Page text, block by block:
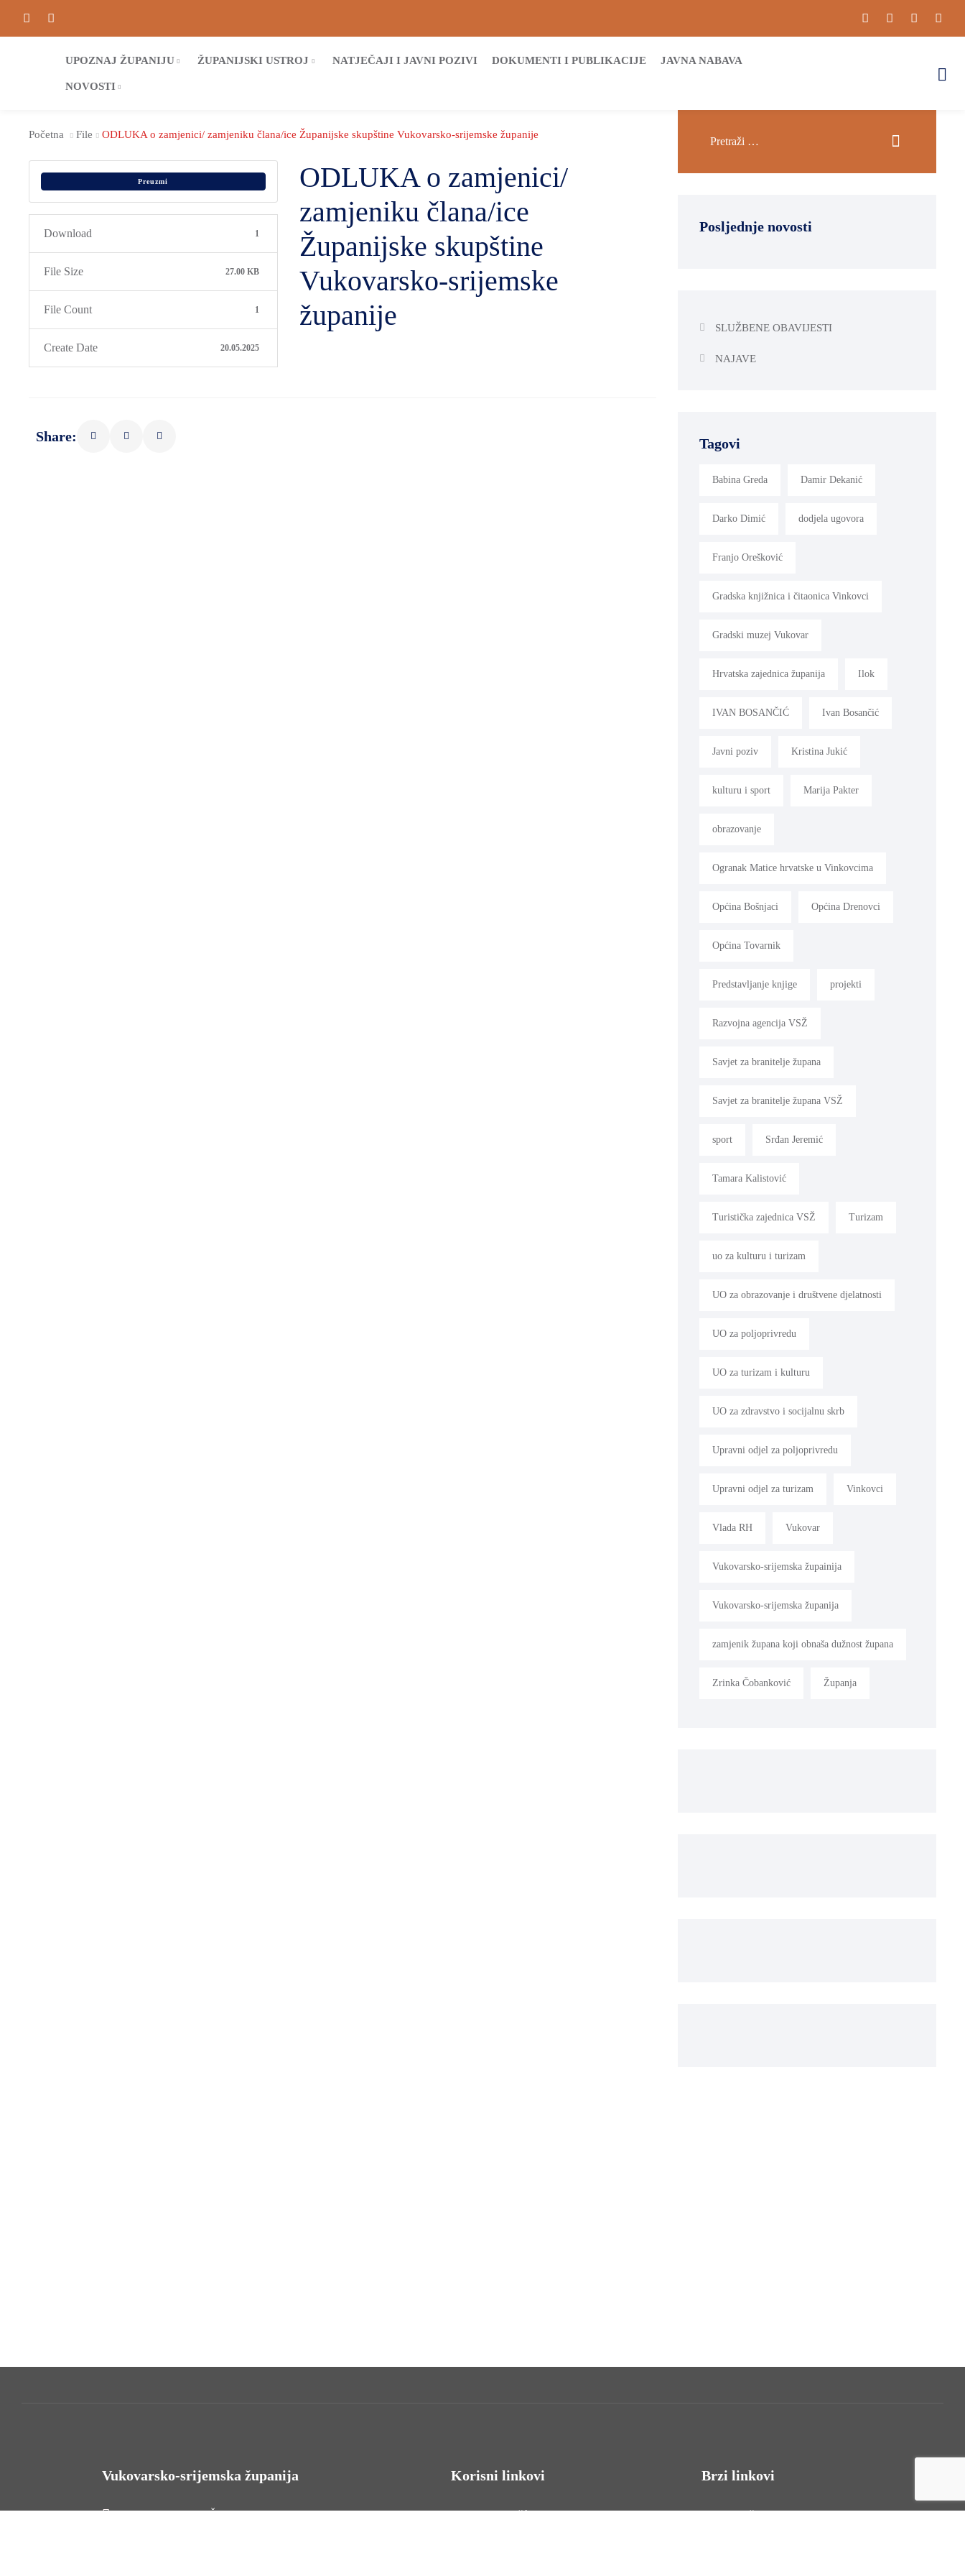
UPOZNAJ ŽUPANIJU ŽUPANIJSKI USTROJ NATJEČAJI I JAVNI POZIVI DOKUMENTI I PUBLIKACIJE JAVNA NABAVA
NOVOSTI
Početna File ODLUKA o zamjenici/ zamjeniku člana/ice Županijske skupštine Vukovarsko-srijemske županije
Preuzmi
Download 1
File Size 27.00 KB
File Count 1
Create Date 20.05.2025
ODLUKA o zamjenici/
zamjeniku člana/ice
Županijske skupštine
Vukovarsko-srijemske
županije
Share:
Posljednje novosti
SLUŽBENE OBAVIJESTI
NAJAVE
Tagovi
Babina Greda Damir Dekanić
Darko Dimić dodjela ugovora
Franjo Orešković
Gradska knjižnica i čitaonica Vinkovci
Gradski muzej Vukovar
Hrvatska zajednica županija Ilok
IVAN BOSANČIĆ Ivan Bosančić
Javni poziv Kristina Jukić
kulturu i sport Marija Pakter
obrazovanje
Ogranak Matice hrvatske u Vinkovcima
Općina Bošnjaci Općina Drenovci
Općina Tovarnik
Predstavljanje knjige projekti
Razvojna agencija VSŽ
Savjet za branitelje župana
Savjet za branitelje župana VSŽ
sport Srđan Jeremić
Tamara Kalistović
Turistička zajednica VSŽ Turizam
uo za kulturu i turizam
UO za obrazovanje i društvene djelatnosti
UO za poljoprivredu
UO za turizam i kulturu
UO za zdravstvo i socijalnu skrb
Upravni odjel za poljoprivredu
Upravni odjel za turizam Vinkovci
Vlada RH Vukovar
Vukovarsko-srijemska župainija
Vukovarsko-srijemska županija
zamjenik župana koji obnaša dužnost župana
Zrinka Čobanković Županja
Vukovarsko-srijemska županija
HR - 32000 Vukovar, Županijska 9
Korisni linkovi
Odnosi s javnošću
Brzi linkovi
Uvjeti korištenja